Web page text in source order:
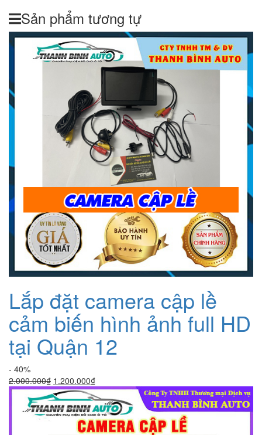
Sản phẩm tương tự
Lắp đặt camera cập lề
cảm biến hình ảnh full HD
tại Quận 12
- 40%
2.000.000₫ Giá
gốc
là:
2.000.000₫.
1.200.000₫Giá
hiện
tại
là:
1.200.000₫.